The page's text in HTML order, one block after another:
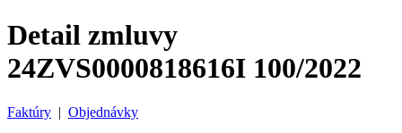
Detail zmluvy
24ZVS0000818616I 100/2022
Faktúry | Objednávky